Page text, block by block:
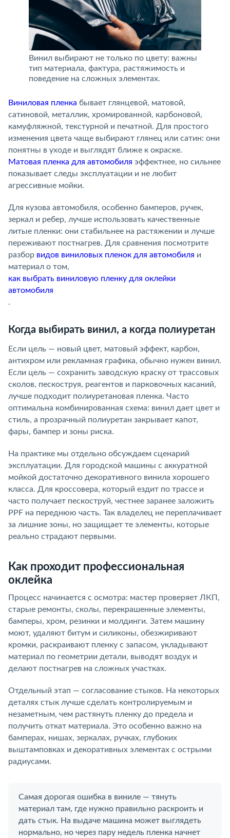
Винил выбирают не только по цвету: важны
тип материала, фактура, растяжимость и
поведение на сложных элементах.
Виниловая пленка бывает глянцевой, матовой,
сатиновой, металлик, хромированной, карбоновой,
камуфляжной, текстурной и печатной. Для простого
изменения цвета чаще выбирают глянец или сатин: они
понятны в уходе и выглядят ближе к окраске.
Матовая пленка для автомобиля эффектнее, но сильнее
показывает следы эксплуатации и не любит
агрессивные мойки.
Для кузова автомобиля, особенно бамперов, ручек,
зеркал и ребер, лучше использовать качественные
литые пленки: они стабильнее на растяжении и лучше
переживают постнагрев. Для сравнения посмотрите
разбор видов виниловых пленок для автомобиля и
материал о том,
как выбрать виниловую пленку для оклейки
автомобиля
.
Когда выбирать винил, а когда полиуретан
Если цель — новый цвет, матовый эффект, карбон,
антихром или рекламная графика, обычно нужен винил.
Если цель — сохранить заводскую краску от трассовых
сколов, пескоструя, реагентов и парковочных касаний,
лучше подходит полиуретановая пленка. Часто
оптимальна комбинированная схема: винил дает цвет и
стиль, а прозрачный полиуретан закрывает капот,
фары, бампер и зоны риска.
На практике мы отдельно обсуждаем сценарий
эксплуатации. Для городской машины с аккуратной
мойкой достаточно декоративного винила хорошего
класса. Для кроссовера, который ездит по трассе и
часто получает пескоструй, честнее заранее заложить
PPF на переднюю часть. Так владелец не переплачивает
за лишние зоны, но защищает те элементы, которые
реально страдают первыми.
Как проходит профессиональная
оклейка
Процесс начинается с осмотра: мастер проверяет ЛКП,
старые ремонты, сколы, перекрашенные элементы,
бамперы, хром, резинки и молдинги. Затем машину
моют, удаляют битум и силиконы, обезжиривают
кромки, раскраивают пленку с запасом, укладывают
материал по геометрии детали, выводят воздух и
делают постнагрев на сложных участках.
Отдельный этап — согласование стыков. На некоторых
деталях стык лучше сделать контролируемым и
незаметным, чем растянуть пленку до предела и
получить откат материала. Это особенно важно на
бамперах, нишах, зеркалах, ручках, глубоких
выштамповках и декоративных элементах с острыми
радиусами.
Самая дорогая ошибка в виниле — тянуть
материал там, где нужно правильно раскроить и
дать стык. На выдаче машина может выглядеть
нормально, но через пару недель пленка начнет